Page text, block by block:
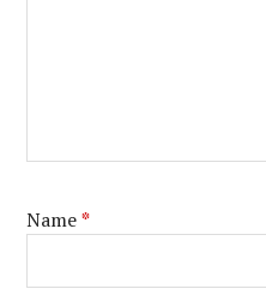
Name*